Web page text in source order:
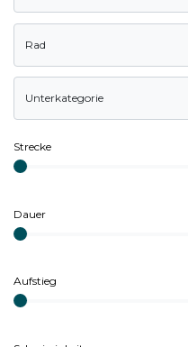
Rad
Unterkategorie
Strecke
Dauer
Aufstieg